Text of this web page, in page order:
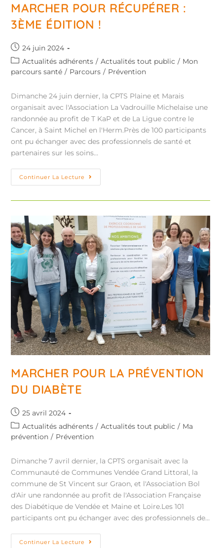
MARCHER POUR RÉCUPÉRER :
3ÈME ÉDITION !
24 juin 2024
Actualités adhérents / Actualités tout public / Mon
parcours santé / Parcours / Prévention
Dimanche 24 juin dernier, la CPTS Plaine et Marais
organisait avec l'Association La Vadrouille Michelaise une
randonnée au profit de T KaP et de La Ligue contre le
Cancer, à Saint Michel en l'Herm.Près de 100 participants
ont pu échanger avec des professionnels de santé et
partenaires sur les soins…
Continuer La Lecture
MARCHER POUR LA PRÉVENTION
DU DIABÈTE
25 avril 2024
Actualités adhérents / Actualités tout public / Ma
prévention / Prévention
Dimanche 7 avril dernier, la CPTS organisait avec la
Communauté de Communes Vendée Grand Littoral, la
commune de St Vincent sur Graon, et l'Association Bol
d'Air une randonnée au profit de l'Association Française
des Diabétique de Vendée et Maine et Loire.Les 101
participants ont pu échanger avec des professionnels de…
Continuer La Lecture